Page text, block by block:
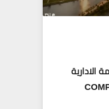
الادارية